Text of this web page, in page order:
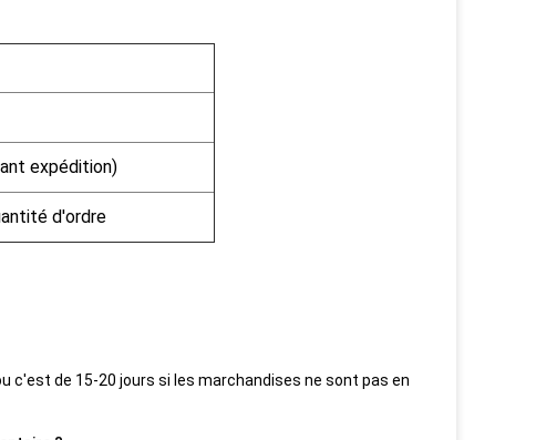
expédition)
d'ordre
c'est de 15-20 jours si les marchandises ne sont pas en